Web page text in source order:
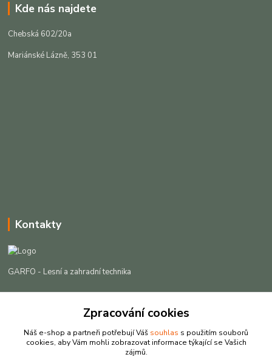
Kde nás najdete
Chebská 602/20a
Mariánské Lázně, 353 01
Kontakty
GARFO - Lesní a zahradní technika
+420 725 301 044
info@garfo.cz
Zpracování cookies
Náš e-shop a partneři potřebují Váš souhlas s použitím souborů
cookies, aby Vám mohli zobrazovat informace týkající se Vašich
zájmů.